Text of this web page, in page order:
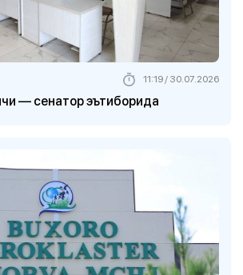
— сенатор эътиборида
11:19 / 30.07.2026